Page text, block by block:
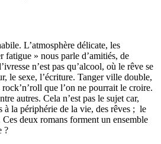
L’atmosphère délicate, les
» nous parle d’amitiés, de
n’est pas qu’alcool, où le rêve se
le sexe, l’écriture. Tanger ville double,
que l’on ne pourrait le croire.
autres. Cela n’est pas le sujet car,
à la périphérie de la vie, des rêves ; le
deux romans forment un ensemble
?